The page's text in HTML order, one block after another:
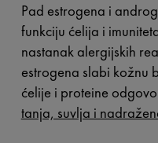
Pad estrogena i
funkciju ćelija i
nastanak alergijskih
estrogena slabi kožnu
ćelije i proteine
tanja, suvlja i